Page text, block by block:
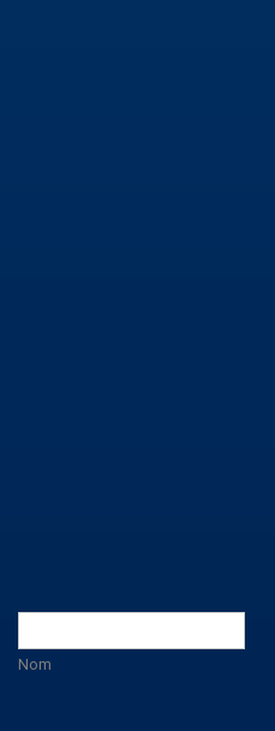
Nom